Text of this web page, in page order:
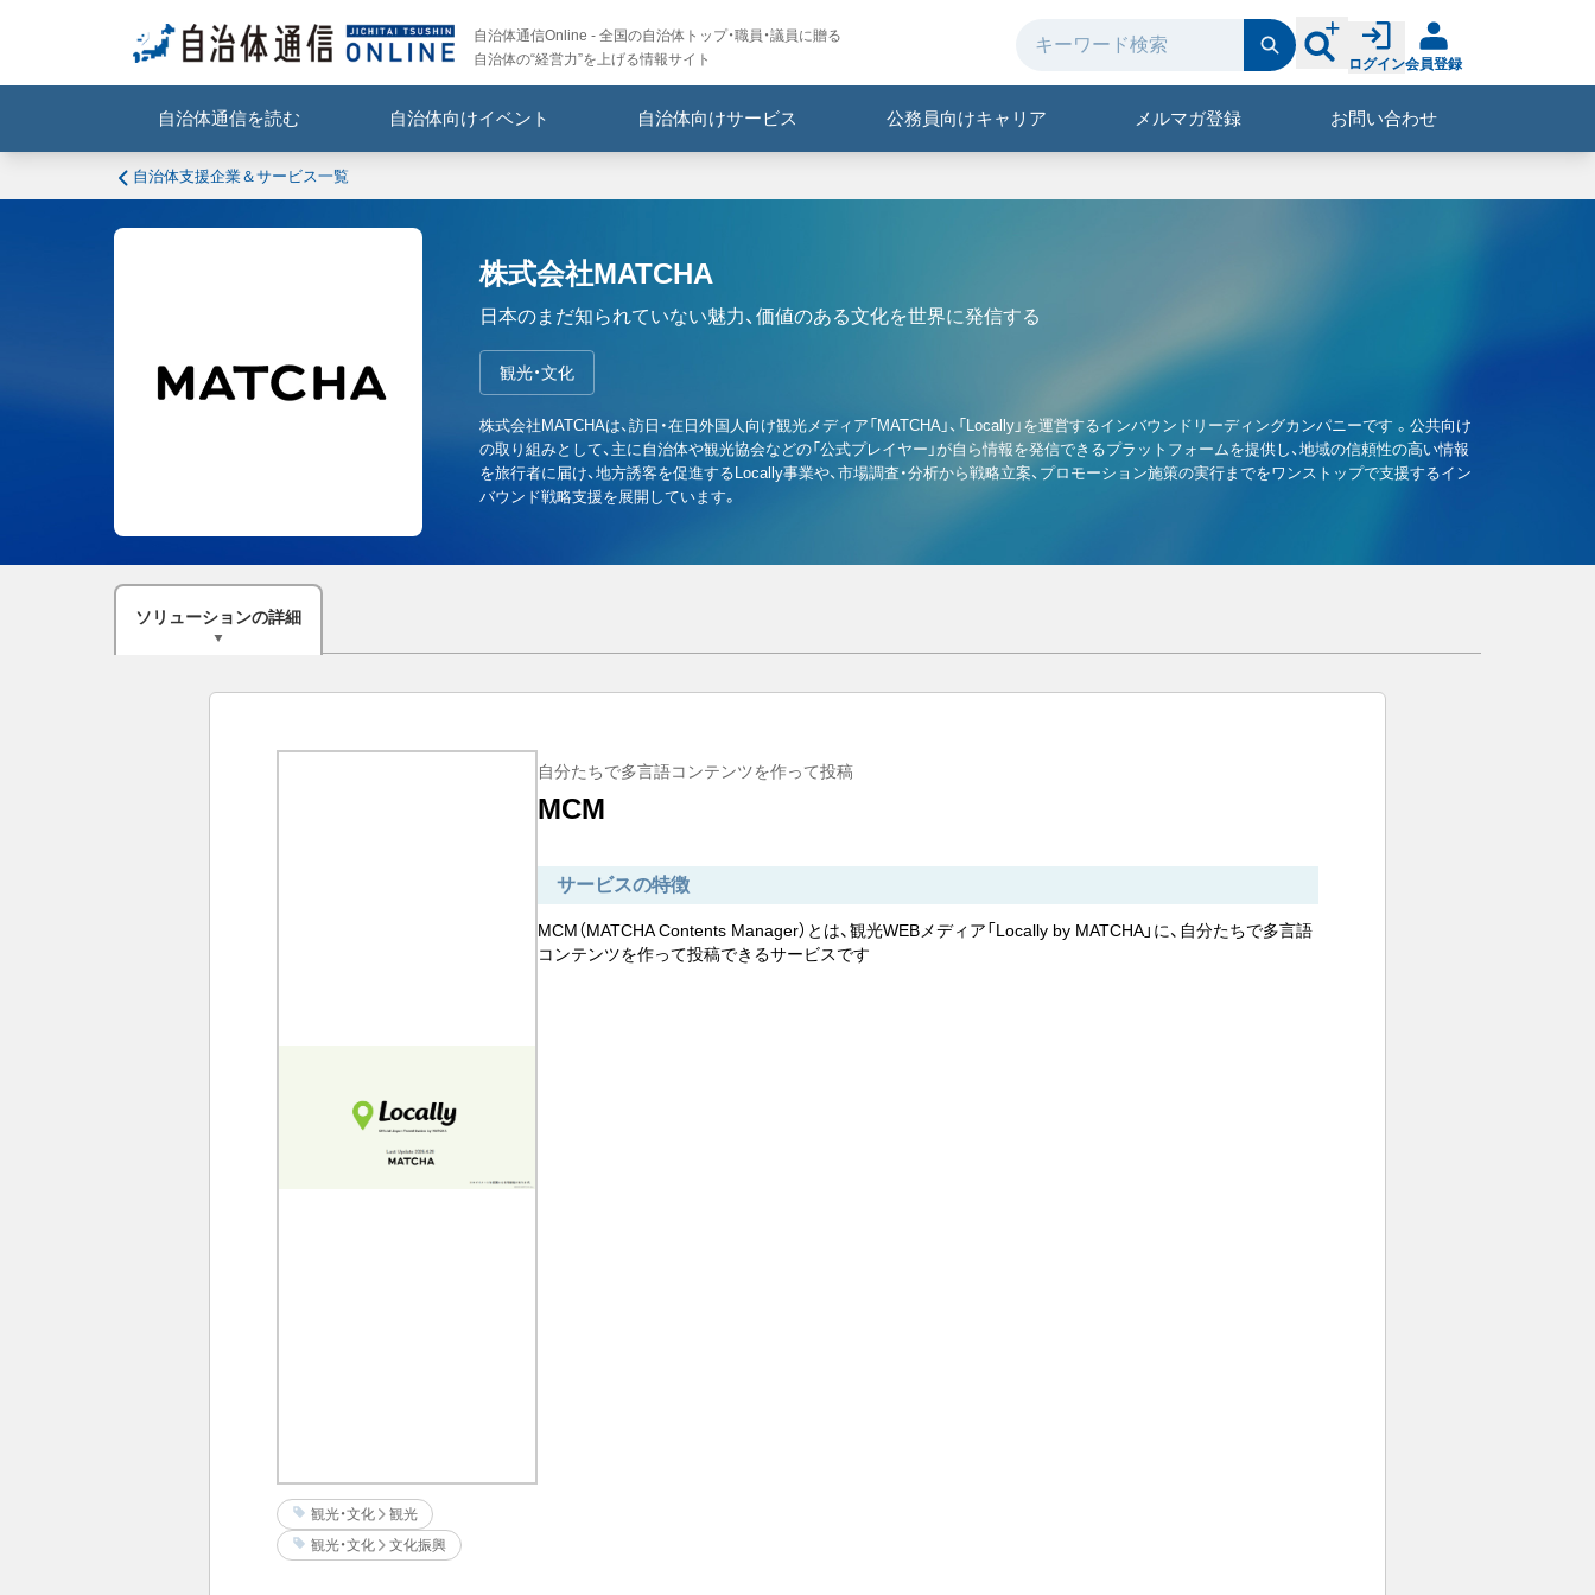
自治体通信Online - 全国の自治体トップ・職員・議員に贈る
自治体の“経営力”を上げる情報サイト
ログイン会員登録
自治体通信を読む 自治体向けイベント 自治体向けサービス 公務員向けキャリア メルマガ登録 お問い合わせ
自治体支援企業＆サービス一覧
株式会社MATCHA
日本のまだ知られていない魅力、価値のある文化を世界に発信する
観光・文化
株式会社MATCHAは、訪日・在日外国人向け観光メディア「MATCHA」、「Locally」を運営するインバウンドリーディングカンパニーです 。公共向け
の取り組みとして、主に自治体や観光協会などの「公式プレイヤー」が自ら情報を発信できるプラットフォームを提供し、地域の信頼性の高い情報
を旅行者に届け、地方誘客を促進するLocally事業や、市場調査・分析から戦略立案、プロモーション施策の実行までをワンストップで支援するイン
バウンド戦略支援を展開しています。
ソリューションの詳細
観光・文化
観光
観光・文化
文化振興
自分たちで多言語コンテンツを作って投稿
MCM
サービスの特徴
MCM（MATCHA Contents Manager）とは、観光WEBメディア「Locally by MATCHA」に、自分たちで多言語
コンテンツを作って投稿できるサービスです